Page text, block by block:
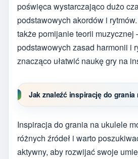
poświęca wystarczająco dużo
podstawowych akordów i
także pomijanie teorii muzycznej
podstawowych zasad harmonii i
znacząco ułatwić naukę gry na
Jak znaleźć inspirację do grania
Inspiracja do grania na ukulele
różnych źródeł i warto
aktywny, aby rozwijać swoje